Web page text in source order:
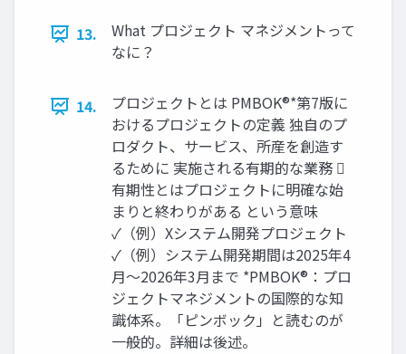
13.
What プロジェクト マネジメントって
なに？
14.
プロジェクトとは PMBOK®*第7版に
おけるプロジェクトの定義 独自のプ
ロダクト、サービス、所産を創造す
るために 実施される有期的な業務 
有期性とはプロジェクトに明確な始
まりと終わりがある という意味
✓（例）Xシステム開発プロジェクト
✓（例）システム開発期間は2025年4
月～2026年3月まで *PMBOK®：プロ
ジェクトマネジメントの国際的な知
識体系。「ピンボック」と読むのが
一般的。詳細は後述。